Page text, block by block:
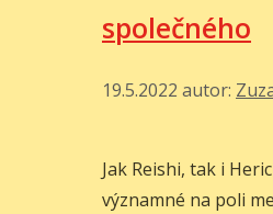
společného
19.5.2022 autor:
Jak Reishi, tak i
významné na poli